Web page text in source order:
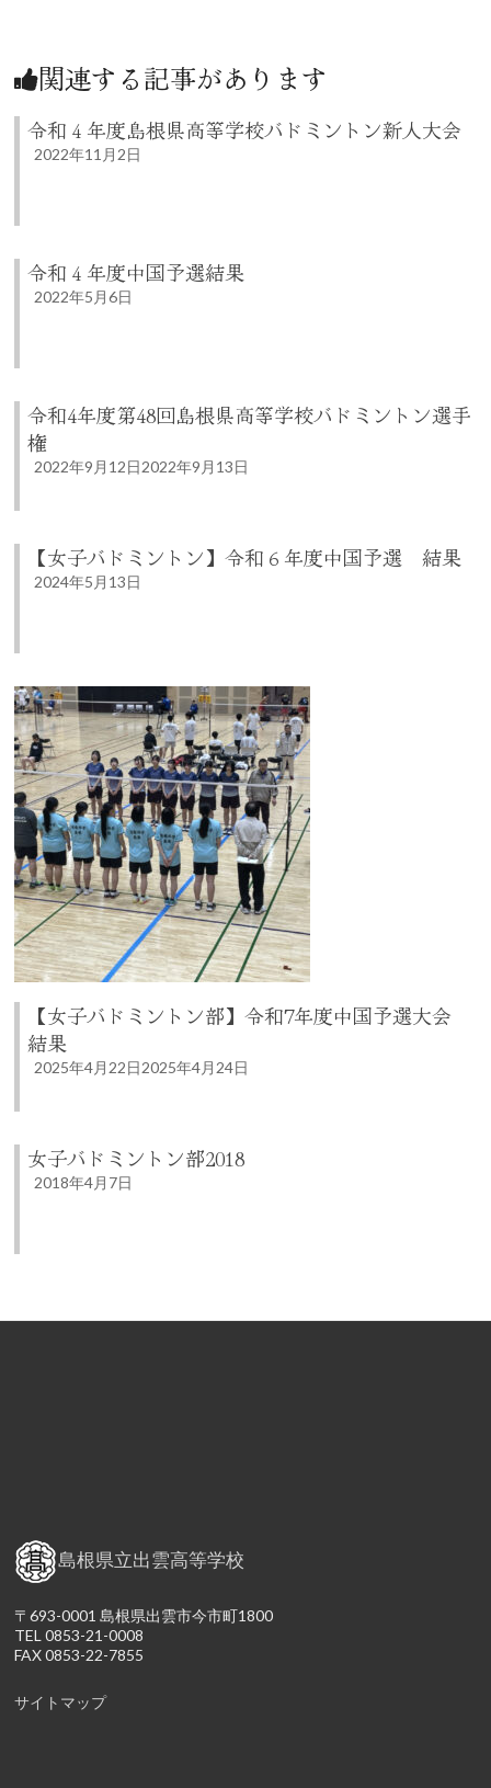
関連する記事があります
令和４年度島根県高等学校バドミントン新人大会
2022年11月2日
令和４年度中国予選結果
2022年5月6日
令和4年度第48回島根県高等学校バドミントン選手
権
2022年9月12日2022年9月13日
【女子バドミントン】令和６年度中国予選 結果
2024年5月13日
【女子バドミントン部】令和7年度中国予選大会
結果
2025年4月22日2025年4月24日
女子バドミントン部2018
2018年4月7日
島根県立出雲高等学校
〒693-0001 島根県出雲市今市町1800
TEL 0853-21-0008
FAX 0853-22-7855
サイトマップ